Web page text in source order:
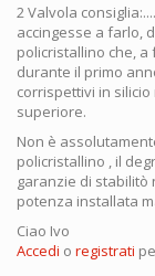
2 Valvola
accingesse a farlo,
policristallino che, a
durante il primo
corrispettivi in
superiore.
Non è
policristallino , il
garanzie di
potenza installata
Ciao Ivo
Accedi o registrati